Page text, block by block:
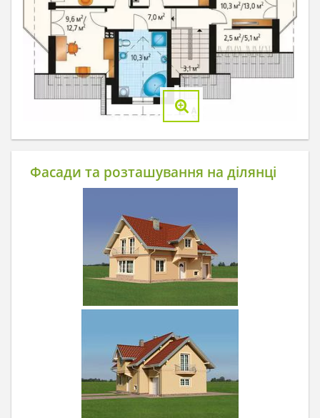
Фасади та розташування на ділянці